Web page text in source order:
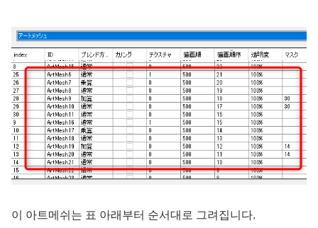
이 아트메쉬는 표 아래부터 순서대로 그려집니다.